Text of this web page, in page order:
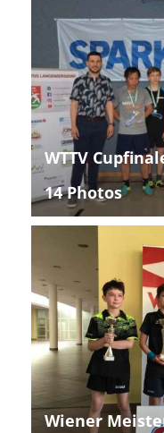
WTTV
14 Photos
Wiener